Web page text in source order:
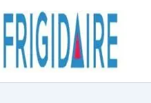
المحتوى